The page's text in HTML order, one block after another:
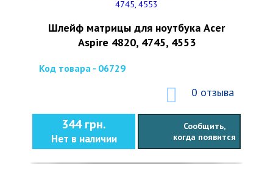
Шлейф матрицы для ноутбука Acer
Aspire 4820, 4745, 4553
Код товара - 06729
0 отзыва
344 грн.
Нет в наличии
Сообщить,
когда появится